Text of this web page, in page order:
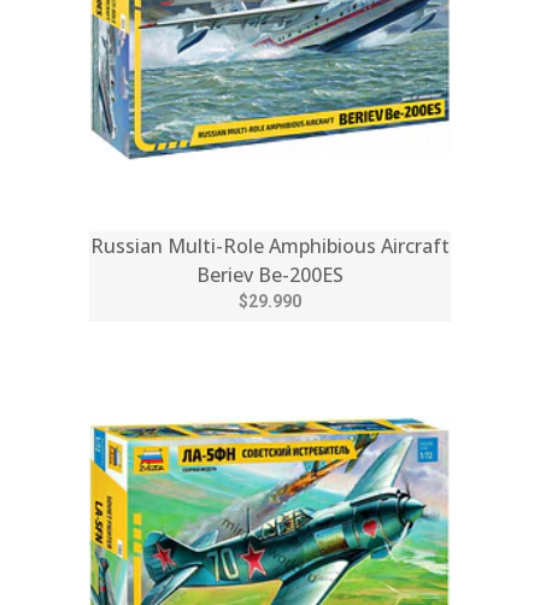
Russian Multi-Role Amphibious Aircraft
Beriev Be-200ES
$29.990